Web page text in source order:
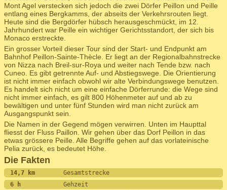
Mont Agel verstecken sich jedoch die zwei Dörfer Peillon und Peille
entlang eines Bergkamms, der abseits der Verkehrsrouten liegt.
Heute sind die Bergdörfer hübsch herausgeschmückt, im 12.
Jahrhundert war Peille ein wichtiger Gerichtsstandort, der sich bis
Monaco erstreckte.
Ein grosser Vorteil dieser Tour sind der Start- und Endpunkt am
Bahnhof Peillon-Sainte-Thècle. Er liegt an der Regionalbahnstrecke
von Nizza nach Breil-sur-Roya und weiter nach Tende bzw. nach
Cuneo. Es gibt getrennte Auf- und Abstiegswege. Die Orientierung
ist nicht immer einfach obwohl wir alte Verbindungswege benutzen.
Es handelt sich nicht um eine einfache Dörferrunde: die Wege sind
nicht immer einfach, es gilt 800 Höhenmeter auf und ab zu
bewältigen und unter fünf Stunden wird man nicht zurück am
Ausgangspunkt sein.
Die Namen in der Gegend mögen verwirren. Unten im Haupttal
fliesst der Fluss Paillon. Wir gehen über das Dorf Peillon in das
etwas grössere Peille. Alle Begriffe gehen auf das vorlateinische
Pelia zurück, es bedeutet Höhe.
Die Fakten
14,7 km Gesamtstrecke
6 h Gehzeit